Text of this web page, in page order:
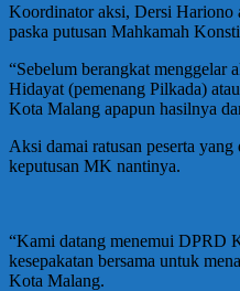
Koordinator aksi, Dersi Hariono
paska putusan Mahkamah
“Sebelum berangkat menggelar
Hidayat (pemenang Pilkada)
Kota Malang apapun hasilnya
Aksi damai ratusan peserta
keputusan MK nantinya.
“Kami datang menemui DPRD
kesepakatan bersama untuk
Kota Malang.